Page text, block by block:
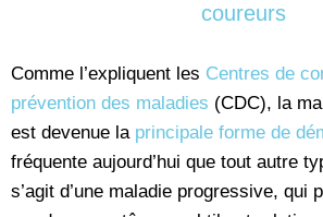
coureurs
Comme l’expliquent les Centres de
prévention des maladies (CDC), la
est devenue la principale forme de
fréquente aujourd’hui que tout autre
s’agit d’une maladie progressive, qui